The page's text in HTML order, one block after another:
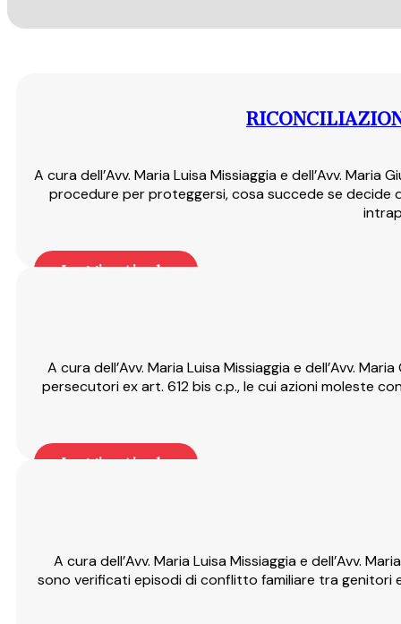
A cura dell’Avv. Maria Luisa Missiaggia e dell’Avv.
procedure per proteggersi, cosa succede se decide
Leggi articolo
A cura dell’Avv. Maria Luisa Missiaggia e dell’Avv.
persecutori ex art. 612 bis c.p., le cui azioni moleste
Leggi articolo
A cura dell’Avv. Maria Luisa Missiaggia e dell’Avv.
sono verificati episodi di conflitto familiare tra genitori